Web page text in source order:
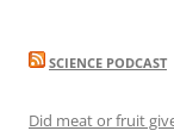
SCIENCE PODCAST
Did meat or fruit